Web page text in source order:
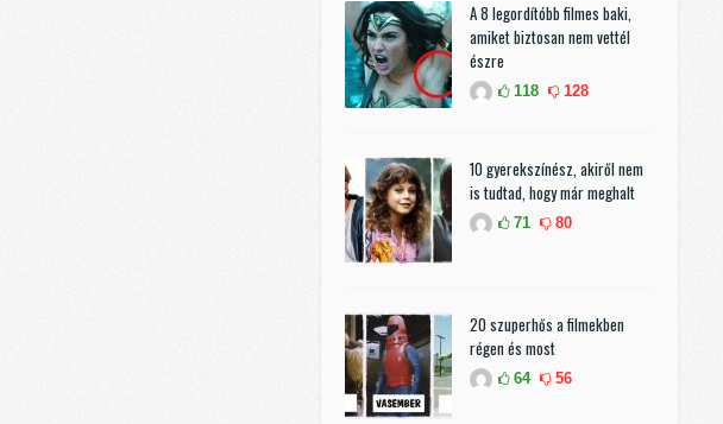
A 8 legordítóbb filmes baki,
amiket biztosan nem vettél
észre
118 128
10 gyerekszínész, akiről nem
is tudtad, hogy már meghalt
71 80
20 szuperhős a filmekben
régen és most
64 56